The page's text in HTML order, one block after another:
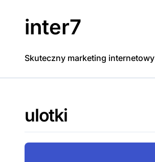
inter7
Skuteczny marketing internetowy
ulotki